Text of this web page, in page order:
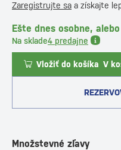
Zaregistrujte sa a získajte
Ešte dnes osobne,
Na sklade4 predajne
Vložiť do košíka V
Množstevné zľavy